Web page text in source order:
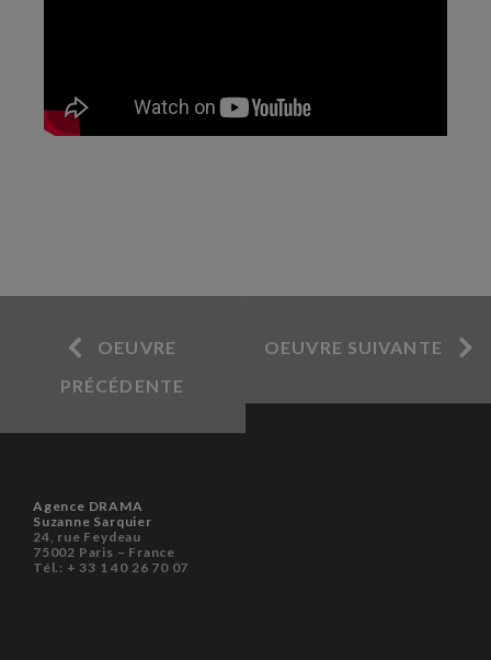
OEUVRE
PRÉCÉDENTE
OEUVRE SUIVANTE
Agence DRAMA
Suzanne Sarquier
24, rue Feydeau
75002 Paris – France
Tél.: + 33 1 40 26 70 07